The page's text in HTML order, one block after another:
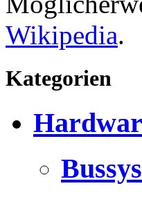
Wikipedia.
Kategorien